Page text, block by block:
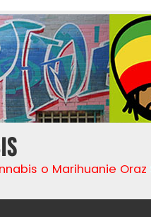
o Marihuanie